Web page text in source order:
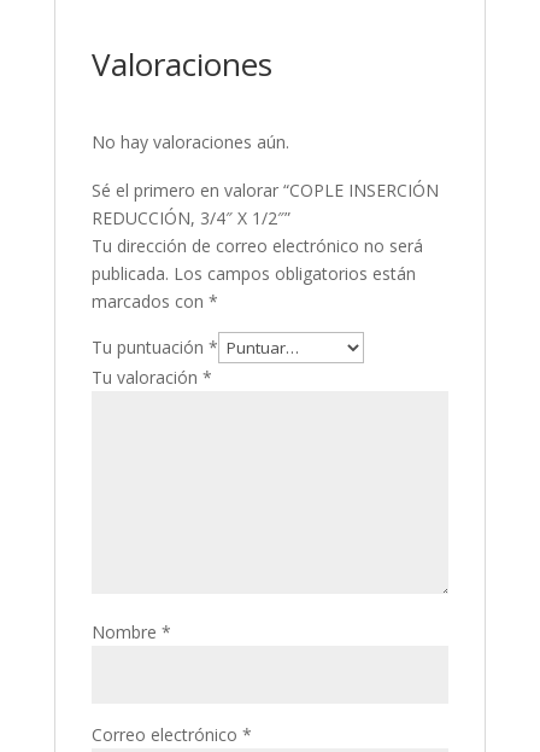
Valoraciones
No hay valoraciones aún.
Sé el primero en valorar “COPLE INSERCIÓN
REDUCCIÓN, 3/4″ X 1/2″”
Tu dirección de correo electrónico no será
publicada. Los campos obligatorios están
marcados con *
Tu puntuación *
Tu valoración *
Nombre *
Correo electrónico *